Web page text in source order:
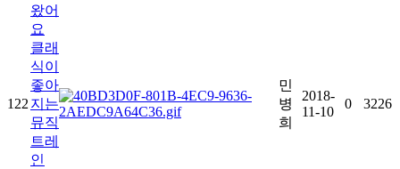
왔어
요
122
클래
식이
좋아
지는
뮤직
트레
인
민
병
희
2018-
11-10
0 3226